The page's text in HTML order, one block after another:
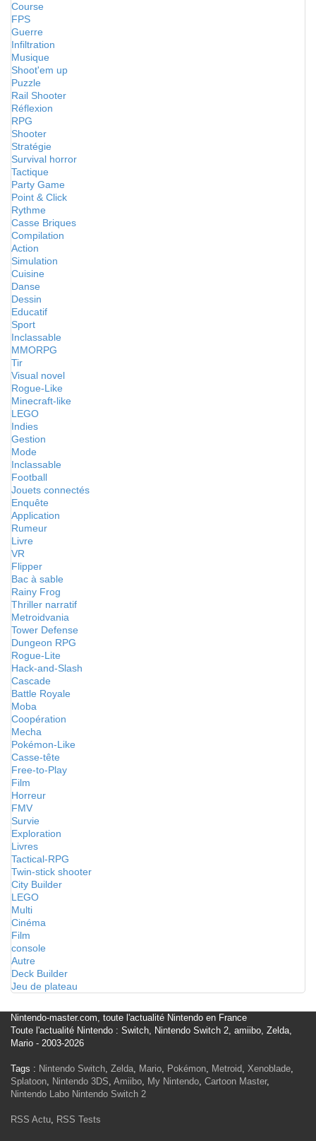
Course
FPS
Guerre
Infiltration
Musique
Shoot'em up
Puzzle
Rail Shooter
Réflexion
RPG
Shooter
Stratégie
Survival horror
Tactique
Party Game
Point & Click
Rythme
Casse Briques
Compilation
Action
Simulation
Cuisine
Danse
Dessin
Educatif
Sport
Inclassable
MMORPG
Tir
Visual novel
Rogue-Like
Minecraft-like
LEGO
Indies
Gestion
Mode
Inclassable
Football
Jouets connectés
Enquête
Application
Rumeur
Livre
VR
Flipper
Bac à sable
Rainy Frog
Thriller narratif
Metroidvania
Tower Defense
Dungeon RPG
Rogue-Lite
Hack-and-Slash
Cascade
Battle Royale
Moba
Coopération
Mecha
Pokémon-Like
Casse-tête
Free-to-Play
Film
Horreur
FMV
Survie
Exploration
Livres
Tactical-RPG
Twin-stick shooter
City Builder
LEGO
Multi
Cinéma
Film
console
Autre
Deck Builder
Jeu de plateau
Nintendo-master.com, toute l'actualité Nintendo en France
Toute l'actualité Nintendo : Switch, Nintendo Switch 2, amiibo, Zelda,
Mario - 2003-2026
Tags : Nintendo Switch, Zelda, Mario, Pokémon, Metroid, Xenoblade,
Splatoon, Nintendo 3DS, Amiibo, My Nintendo, Cartoon Master,
Nintendo Labo Nintendo Switch 2
RSS Actu, RSS Tests